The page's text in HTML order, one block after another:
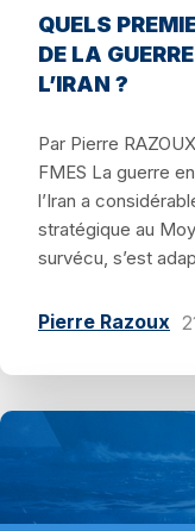
QUELS
DE LA
L’IRAN ?
Par Pierre
FMES La guerre
l’Iran a
stratégique au
survécu, s’est
Pierre Razoux